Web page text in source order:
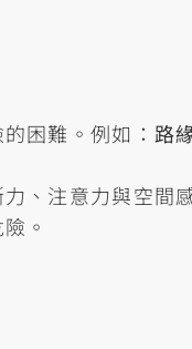
困難。例如： 路
、注意力與空間
。